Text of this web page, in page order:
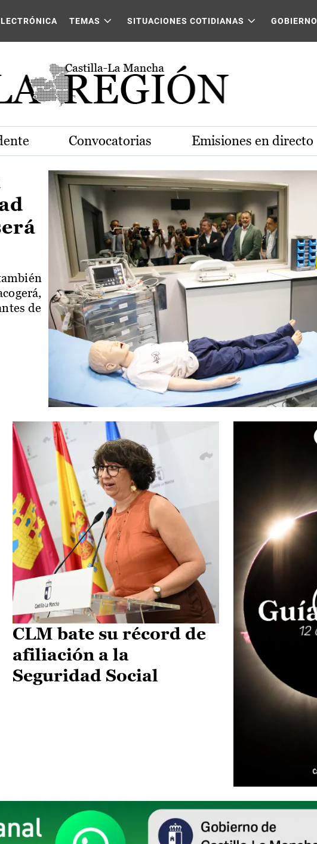
La Mancha
TEMAS SITUACIONES COTIDIANAS GOBIERNO
Convocatorias Emisiones en directo
de
CLM bate su récord de
afiliación a la
Seguridad Social